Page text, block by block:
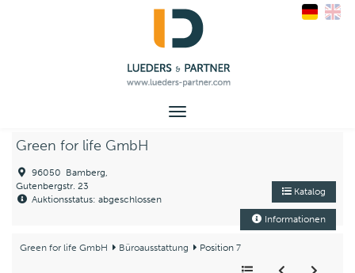
Toggle
Green for life GmbH
96050 Bamberg,
Gutenbergstr. 23
Auktionsstatus: abgeschlossen
Katalog
Informationen
Green for life GmbH Büroausstattung Position 7